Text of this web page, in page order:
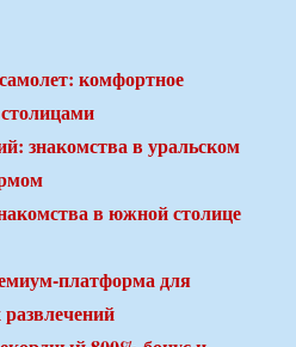
комфортное
знакомства в уральском
в южной столице
платформа для